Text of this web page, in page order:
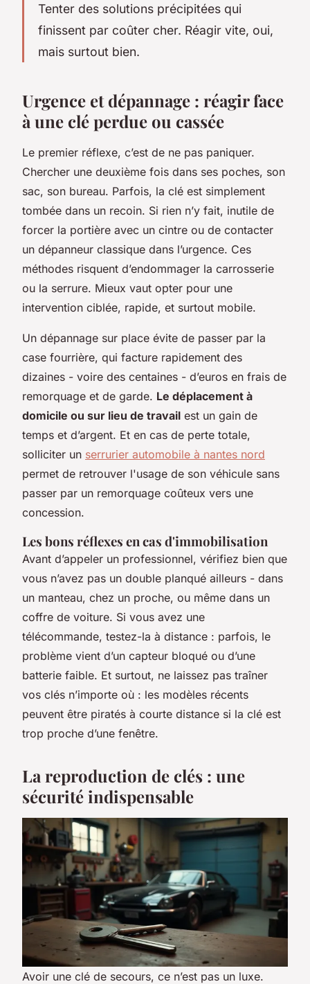
Tenter des solutions précipitées qui
finissent par coûter cher. Réagir vite, oui,
mais surtout bien.
Urgence et dépannage : réagir face
à une clé perdue ou cassée
Le premier réflexe, c’est de ne pas paniquer.
Chercher une deuxième fois dans ses poches, son
sac, son bureau. Parfois, la clé est simplement
tombée dans un recoin. Si rien n’y fait, inutile de
forcer la portière avec un cintre ou de contacter
un dépanneur classique dans l’urgence. Ces
méthodes risquent d’endommager la carrosserie
ou la serrure. Mieux vaut opter pour une
intervention ciblée, rapide, et surtout mobile.
Un dépannage sur place évite de passer par la
case fourrière, qui facture rapidement des
dizaines - voire des centaines - d’euros en frais de
remorquage et de garde. Le déplacement à
domicile ou sur lieu de travail est un gain de
temps et d’argent. Et en cas de perte totale,
solliciter un serrurier automobile à nantes nord
permet de retrouver l'usage de son véhicule sans
passer par un remorquage coûteux vers une
concession.
Les bons réflexes en cas d'immobilisation
Avant d’appeler un professionnel, vérifiez bien que
vous n’avez pas un double planqué ailleurs - dans
un manteau, chez un proche, ou même dans un
coffre de voiture. Si vous avez une
télécommande, testez-la à distance : parfois, le
problème vient d’un capteur bloqué ou d’une
batterie faible. Et surtout, ne laissez pas traîner
vos clés n’importe où : les modèles récents
peuvent être piratés à courte distance si la clé est
trop proche d’une fenêtre.
La reproduction de clés : une
sécurité indispensable
Avoir une clé de secours, ce n’est pas un luxe.